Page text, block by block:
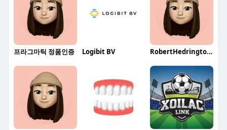
프라그마틱 정품인증 Logibit BV RobertHedringtonqa